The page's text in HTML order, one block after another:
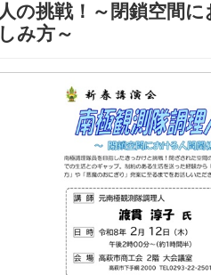
人の挑戦！～閉鎖空間
しみ方～